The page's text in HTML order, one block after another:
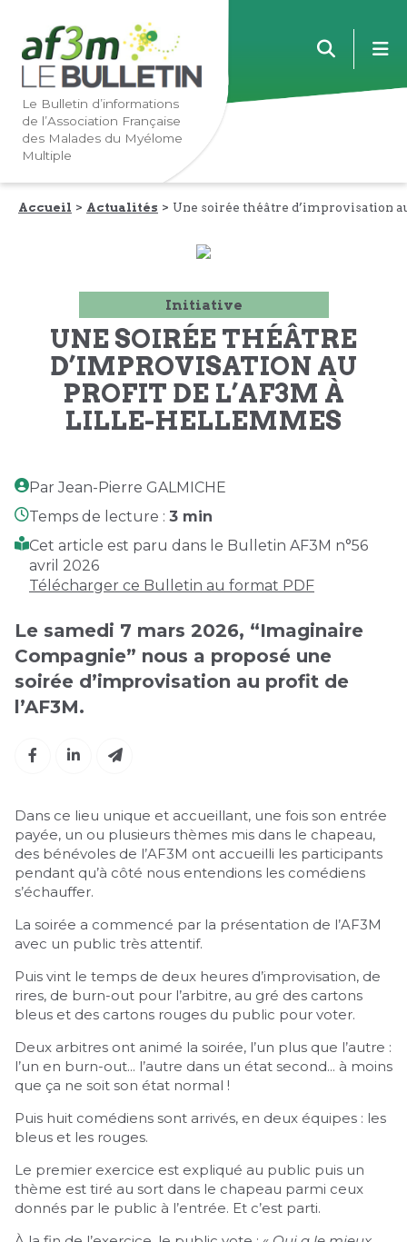
Lien
vers
navigation
principale
Lien
vers
contenu
principal
Le Bulletin d’informations
de l’Association Française
des Malades du Myélome
Multiple
Accueil Actualités Une soirée théâtre d’improvisation
Initiative
UNE SOIRÉE THÉÂTRE
D’IMPROVISATION AU
PROFIT DE L’AF3M À
LILLE-HELLEMMES
Par Jean-Pierre GALMICHE
Temps de lecture : 3 min
Cet article est paru dans le Bulletin AF3M n°56
avril 2026
Télécharger ce Bulletin au format PDF
Le samedi 7 mars 2026, “Imaginaire
Compagnie” nous a proposé une
soirée d’improvisation au profit de
l’AF3M.
Dans ce lieu unique et accueillant, une fois son entrée
payée, un ou plusieurs thèmes mis dans le chapeau,
des bénévoles de l’AF3M ont accueilli les participants
pendant qu’à côté nous entendions les comédiens
s’échauffer.
La soirée a commencé par la présentation de l’AF3M
avec un public très attentif.
Puis vint le temps de deux heures d’improvisation, de
rires, de burn-out pour l’arbitre, au gré des cartons
bleus et des cartons rouges du public pour voter.
Deux arbitres ont animé la soirée, l’un plus que l’autre :
l’un en burn-out... l’autre dans un état second... à moins
que ça ne soit son état normal !
Puis huit comédiens sont arrivés, en deux équipes : les
bleus et les rouges.
Le premier exercice est expliqué au public puis un
thème est tiré au sort dans le chapeau parmi ceux
donnés par le public à l’entrée. Et c’est parti.